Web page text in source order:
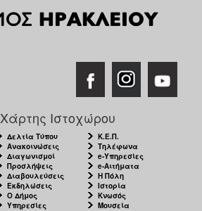
Χάρτης Ιστοχώρου
Δελτία Τύπου
Ανακοινώσεις
Διαγωνισμοί
Προσλήψεις
Διαβουλεύσεις
Εκδηλώσεις
Ο Δήμος
Υπηρεσίες
Κ.Ε.Π.
Τηλέφωνα
e-Υπηρεσίες
e-Αιτήματα
Η Πόλη
Ιστορία
Κνωσός
Μουσεία